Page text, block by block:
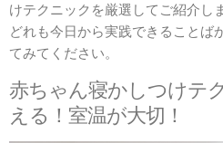
けテクニックを厳選してご紹介し
どれも今日から実践できることば
てみてください。
赤ちゃん寝かしつけテ
える！室温が大切！